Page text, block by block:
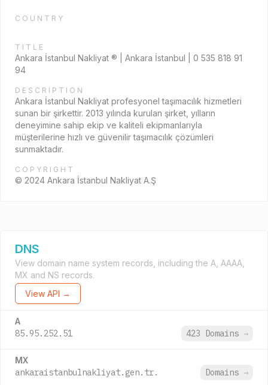
COUNTRY
TITLE
Ankara İstanbul Nakliyat ® | Ankara İstanbul | 0 535 818 91
94
DESCRIPTION
Ankara İstanbul Nakliyat profesyonel taşımacılık hizmetleri
sunan bir şirkettir. 2013 yılında kurulan şirket, yılların
deneyimine sahip ekip ve kaliteli ekipmanlarıyla
müşterilerine hızlı ve güvenilir taşımacılık çözümleri
sunmaktadır.
COPYRIGHT
© 2024 Ankara İstanbul Nakliyat A.Ş
DNS
View domain name system records, including the A, AAAA,
MX and NS records.
View API →
A
85.95.252.51 423 Domains →
MX
ankaraistanbulnakliyat.gen.tr. Domains →